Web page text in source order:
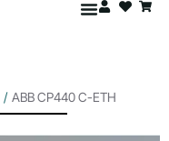
/ ABB CP440 C-ETH